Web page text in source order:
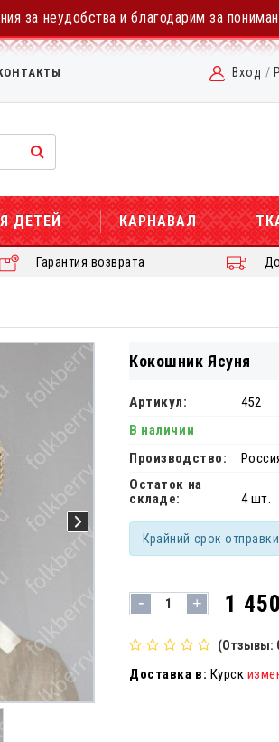
за неудобства и благодарим за
Вход /
ДЕТЕЙ КАРНАВАЛ
Гарантия возврата
Кокошник Ясуня
Артикул:
452
В наличии
Производство:
Остаток на
складе:
4 шт.
Крайний срок
- + 1
(Отзывы:
Доставка в: Курск